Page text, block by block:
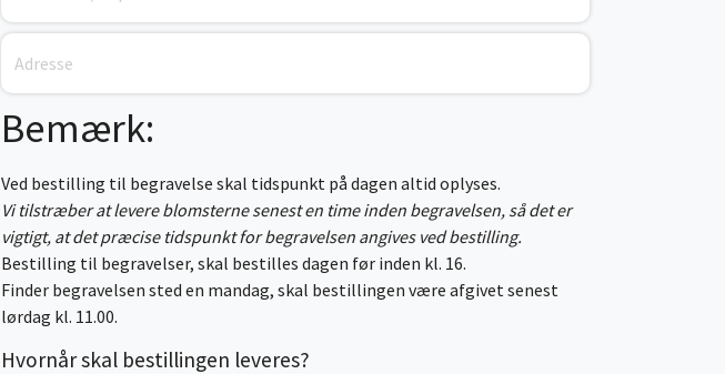
Bemærk:
Ved bestilling til begravelse skal tidspunkt på dagen altid oplyses.
Vi tilstræber at levere blomsterne senest en time inden begravelsen, så det er
vigtigt, at det præcise tidspunkt for begravelsen angives ved bestilling.
Bestilling til begravelser, skal bestilles dagen før inden kl. 16.
Finder begravelsen sted en mandag, skal bestillingen være afgivet senest
lørdag kl. 11.00.
Hvornår skal bestillingen leveres?